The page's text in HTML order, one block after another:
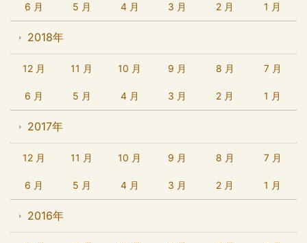
6 月 5 月 4 月 3 月 2 月 1 月
2018年
12 月 11 月 10 月 9 月 8 月 7 月
6 月 5 月 4 月 3 月 2 月 1 月
2017年
12 月 11 月 10 月 9 月 8 月 7 月
6 月 5 月 4 月 3 月 2 月 1 月
2016年